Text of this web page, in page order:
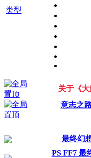
类型
关于《
意志之
最终幻
PS FF7 最